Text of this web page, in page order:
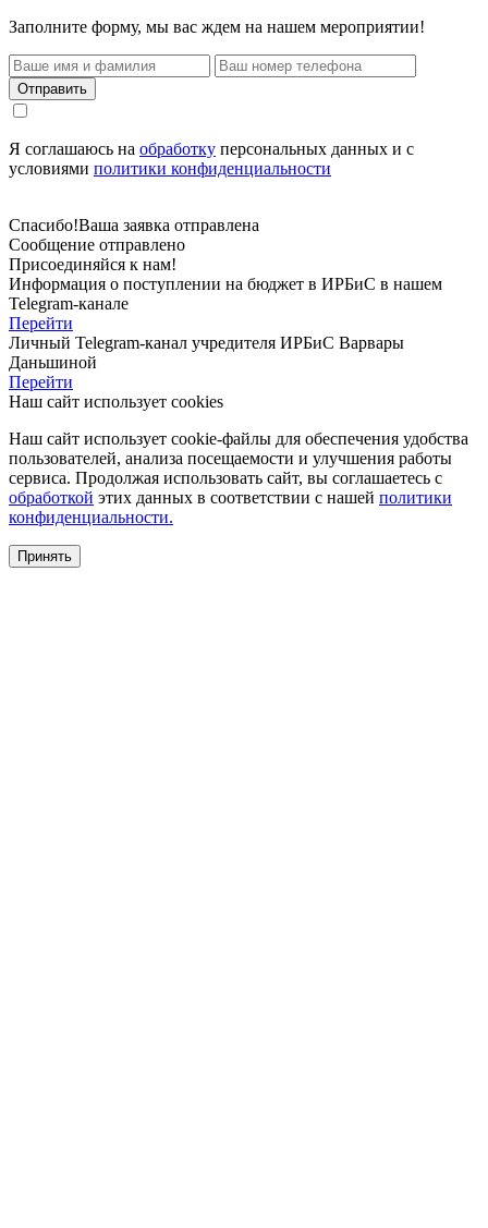
Заполните форму, мы вас ждем на нашем мероприятии!
Отправить
Я соглашаюсь на обработку персональных данных и с
условиями политики конфиденциальности
Спасибо!Ваша заявка отправлена
Сообщение отправлено
Присоединяйся к нам!
Информация о поступлении на бюджет в ИРБиС в нашем
Telegram-канале
Перейти
Личный Telegram-канал учредителя ИРБиС Варвары
Даньшиной
Перейти
Наш сайт использует cookies
Наш сайт использует cookie-файлы для обеспечения удобства
пользователей, анализа посещаемости и улучшения работы
сервиса. Продолжая использовать сайт, вы соглашаетесь с
обработкой этих данных в соответствии с нашей политики
конфиденциальности.